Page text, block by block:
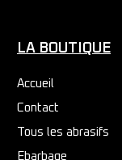
LA BOUTIQUE
Accueil
Contact
Tous les abrasifs
Ebarbage